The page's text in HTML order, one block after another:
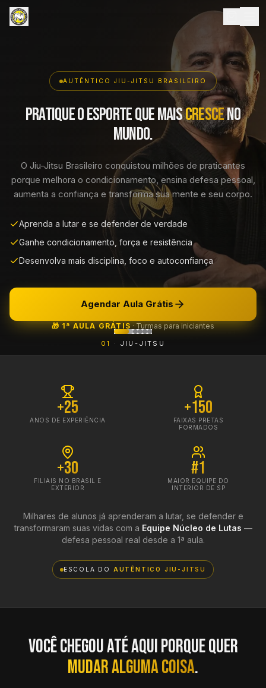
AUTÊNTICO JIU-JITSU BRASILEIRO
Pratique o esporte que maiscresceno
mundo.
O Jiu-Jitsu Brasileiro conquistou milhões de praticantes
porque melhora o condicionamento, ensina defesa pessoal,
aumenta a confiança e transforma sua mente e seu corpo.
Aprenda a lutar e se defender de verdade
Ganhe condicionamento, força e resistência
Desenvolva mais disciplina, foco e autoconfiança
Agendar Aula Grátis
🎁 1ª AULA GRÁTIS·Turmas para iniciantes
01 · JIU-JITSU
+25
ANOS DE EXPERIÊNCIA
+150
FAIXAS PRETAS
FORMADOS
+30
FILIAIS NO BRASIL E
EXTERIOR
#1
MAIOR EQUIPE DO
INTERIOR DE SP
Milhares de alunos já aprenderam a lutar, se defender e
transformaram suas vidas com a Equipe Núcleo de Lutas —
defesa pessoal real desde a 1ª aula.
ESCOLA DO AUTÊNTICO JIU-JITSU
Você chegou até aqui porque quer
mudar alguma coisa.